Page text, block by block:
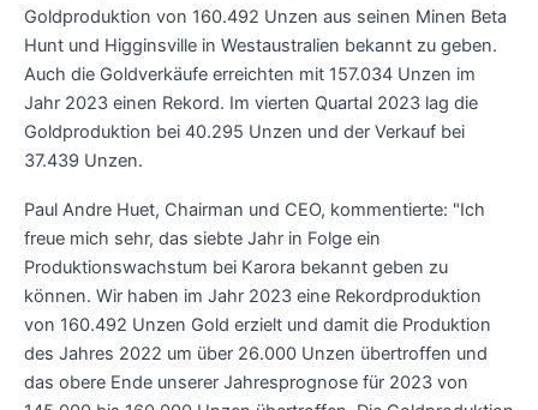
Goldproduktion von 160.492 Unzen aus seinen Minen Beta
Hunt und Higginsville in Westaustralien bekannt zu geben.
Auch die Goldverkäufe erreichten mit 157.034 Unzen im
Jahr 2023 einen Rekord. Im vierten Quartal 2023 lag die
Goldproduktion bei 40.295 Unzen und der Verkauf bei
37.439 Unzen.
Paul Andre Huet, Chairman und CEO, kommentierte: "Ich
freue mich sehr, das siebte Jahr in Folge ein
Produktionswachstum bei Karora bekannt geben zu
können. Wir haben im Jahr 2023 eine Rekordproduktion
von 160.492 Unzen Gold erzielt und damit die Produktion
des Jahres 2022 um über 26.000 Unzen übertroffen und
das obere Ende unserer Jahresprognose für 2023 von